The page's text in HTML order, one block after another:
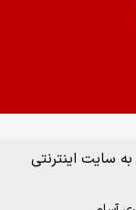
سایت اینترنتی